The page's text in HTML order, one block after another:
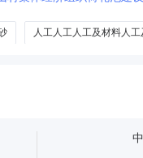
人工人工人工及材料人